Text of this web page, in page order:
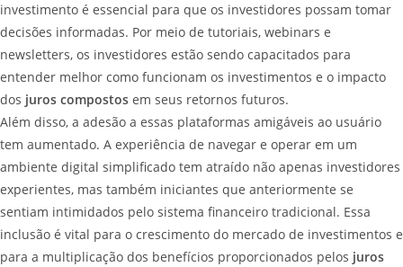
investimento é essencial para que os investidores possam tomar
decisões informadas. Por meio de tutoriais, webinars e
newsletters, os investidores estão sendo capacitados para
entender melhor como funcionam os investimentos e o impacto
dos juros compostos em seus retornos futuros.
Além disso, a adesão a essas plataformas amigáveis ao usuário
tem aumentado. A experiência de navegar e operar em um
ambiente digital simplificado tem atraído não apenas investidores
experientes, mas também iniciantes que anteriormente se
sentiam intimidados pelo sistema financeiro tradicional. Essa
inclusão é vital para o crescimento do mercado de investimentos e
para a multiplicação dos benefícios proporcionados pelos juros